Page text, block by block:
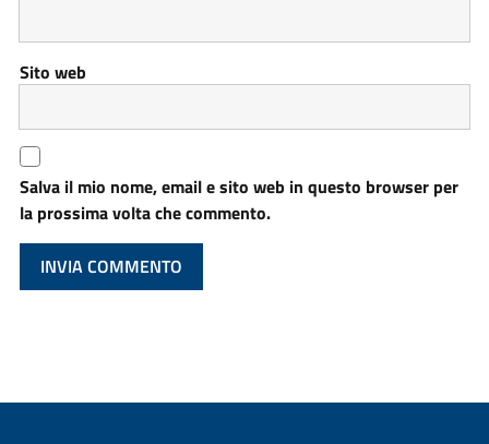
Sito web
Salva il mio nome, email e sito web in questo browser per
la prossima volta che commento.